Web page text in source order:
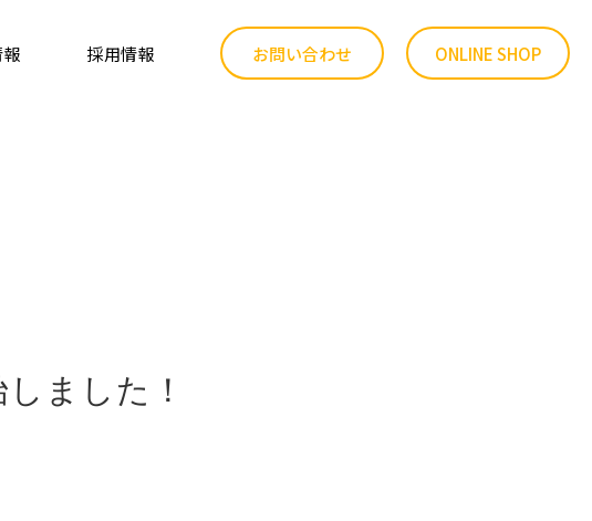
採用情報 お問い合わせ ONLINE SHOP
ました！